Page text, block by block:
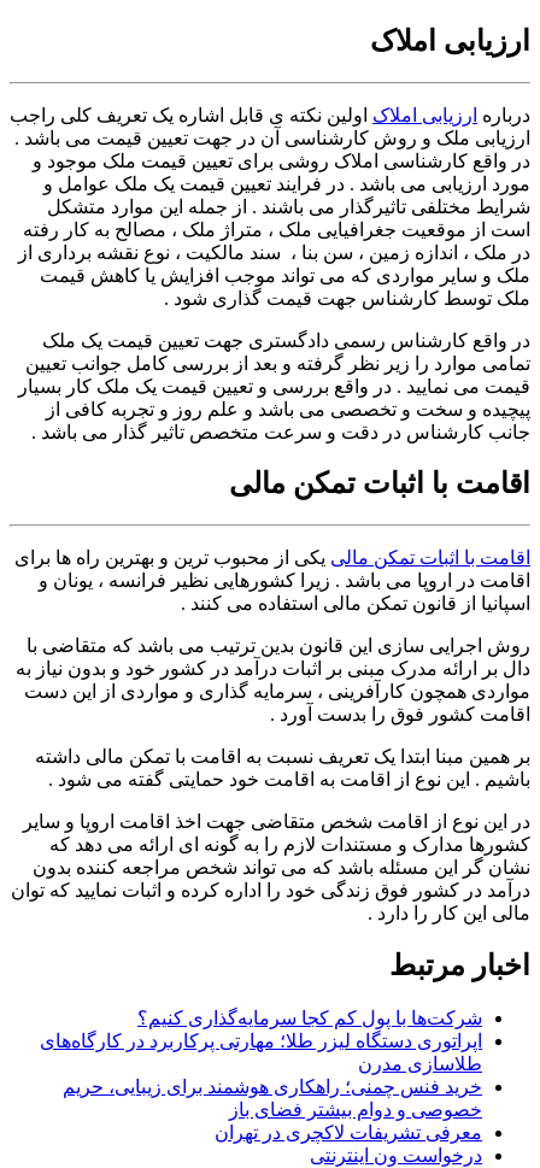
ارزیابی املاک
درباره ارزیابی املاک اولین نکته ی قابل اشاره یک تعریف کلی راجب
ارزیابی ملک و روش کارشناسی آن در جهت تعیین قیمت می باشد .
در واقع کارشناسی املاک روشی برای تعیین قیمت ملک موجود و
مورد ارزیابی می باشد . در فرایند تعیین قیمت یک ملک عوامل و
شرایط مختلفی تاثیرگذار می باشند . از جمله این موارد متشکل
است از موقعیت جغرافیایی ملک ، متراژ ملک ، مصالح به کار رفته
در ملک ، اندازه زمین ، سن بنا ، سند مالکیت ، نوع نقشه برداری از
ملک و سایر مواردی که می تواند موجب افزایش یا کاهش قیمت
ملک توسط کارشناس جهت قیمت گذاری شود .
در واقع کارشناس رسمی دادگستری جهت تعیین قیمت یک ملک
تمامی موارد را زیر نظر گرفته و بعد از بررسی کامل جوانب تعیین
قیمت می نمایید . در واقع بررسی و تعیین قیمت یک ملک کار بسیار
پیچیده و سخت و تخصصی می باشد و علم روز و تجربه کافی از
جانب کارشناس در دقت و سرعت متخصص تاثیر گذار می باشد .
اقامت با اثبات تمکن مالی
اقامت با اثبات تمکن مالی یکی از محبوب ترین و بهترین راه ها برای
اقامت در اروپا می باشد . زیرا کشورهایی نظیر فرانسه ، یونان و
اسپانیا از قانون تمکن مالی استفاده می کنند .
روش اجرایی سازی این قانون بدین ترتیب می باشد که متقاضی با
دال بر ارائه مدرک مبنی بر اثبات درآمد در کشور خود و بدون نیاز به
مواردی همچون کارآفرینی ، سرمایه گذاری و مواردی از این دست
اقامت کشور فوق را بدست آورد .
بر همین مبنا ابتدا یک تعریف نسبت به اقامت با تمکن مالی داشته
باشیم . این نوع از اقامت به اقامت خود حمایتی گفته می شود .
در این نوع از اقامت شخص متقاضی جهت اخذ اقامت اروپا و سایر
کشورها مدارک و مستندات لازم را به گونه ای ارائه می دهد که
نشان گر این مسئله باشد که می تواند شخص مراجعه کننده بدون
درآمد در کشور فوق زندگی خود را اداره کرده و اثبات نمایید که توان
مالی این کار را دارد .
اخبار مرتبط
شرکت‌ها با پول کم کجا سرمایه‌گذاری کنیم؟
اپراتوری دستگاه لیزر طلا؛ مهارتی پرکاربرد در کارگاه‌های
طلاسازی مدرن
خرید فنس چمنی؛ راهکاری هوشمند برای زیبایی، حریم
خصوصی و دوام بیشتر فضای باز
معرفی تشریفات لاکچری در تهران
درخواست ون اینترنتی